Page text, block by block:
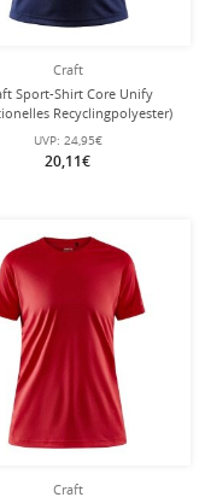
Craft
Sport-Shirt Core Unify
Recyclingpolyester)
navyblau Damen
UVP: 24,95€
20,11€
Craft